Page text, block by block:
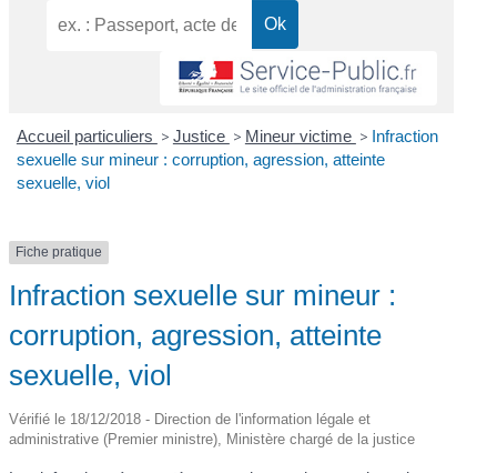
Accueil particuliers > Justice > Mineur victime > Infraction
sexuelle sur mineur : corruption, agression, atteinte
sexuelle, viol
Fiche pratique
Infraction sexuelle sur mineur :
corruption, agression, atteinte
sexuelle, viol
Vérifié le 18/12/2018 - Direction de l'information légale et
administrative (Premier ministre), Ministère chargé de la justice